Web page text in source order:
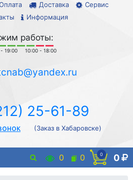
Доставка
Сервис
Информация
работы:
19:00 10:00 - 18:00
25-61-89
(Заказ в Хабаровске)
0 0 0 0